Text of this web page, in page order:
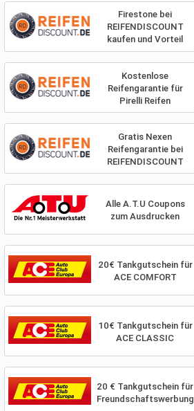
Firestone bei
REIFENDISCOUNT
kaufen und Vorteil
sichern
Kostenlose
Reifengarantie für
Pirelli Reifen
Gratis Nexen
Reifengarantie bei
REIFENDISCOUNT
Alle A.T.U Coupons
zum Ausdrucken
20€ Tankgutschein für
ACE COMFORT
10€ Tankgutschein für
ACE CLASSIC
20 € Tankgutschein für
Freundschaftswerbung